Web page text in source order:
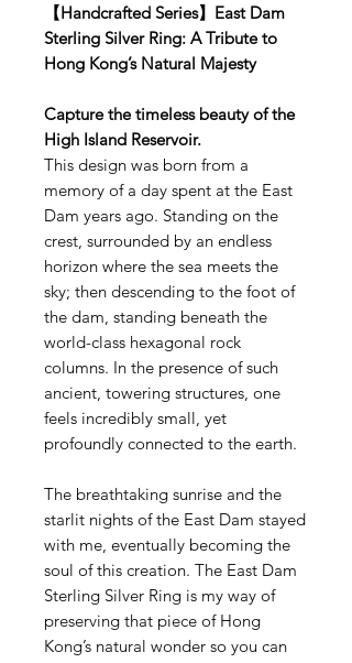
【Handcrafted Series】East Dam
Sterling Silver Ring: A Tribute to
Hong Kong’s Natural Majesty
Capture the timeless beauty of the
High Island Reservoir.
This design was born from a
memory of a day spent at the East
Dam years ago. Standing on the
crest, surrounded by an endless
horizon where the sea meets the
sky; then descending to the foot of
the dam, standing beneath the
world-class hexagonal rock
columns. In the presence of such
ancient, towering structures, one
feels incredibly small, yet
profoundly connected to the earth.
The breathtaking sunrise and the
starlit nights of the East Dam stayed
with me, eventually becoming the
soul of this creation. The East Dam
Sterling Silver Ring is my way of
preserving that piece of Hong
Kong’s natural wonder so you can